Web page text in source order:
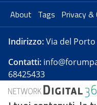
About Tags Privacy &
Indirizzo:Via del Porto
Contatti:
68425433